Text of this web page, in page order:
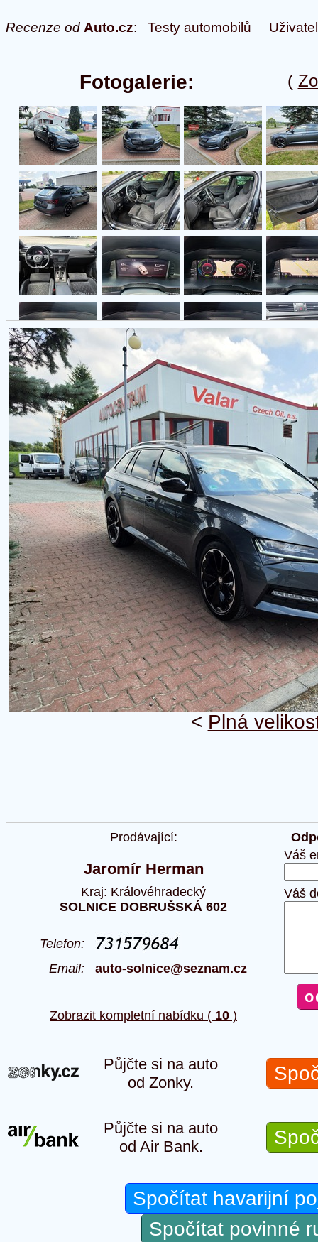
Recenze od Auto.cz: Testy automobilů
(
Fotogalerie:
< Plná
Prodávající:
Jaromír Herman
Kraj: Královéhradecký
SOLNICE DOBRUŠSKÁ 602
Telefon:
Email: auto-solnice@seznam.cz
Zobrazit kompletní nabídku ( 10 )
Váš
Váš
Půjčte si na auto
od Zonky.
Půjčte si na auto
od Air Bank.
Spočítat havarijní
Spočítat povinné